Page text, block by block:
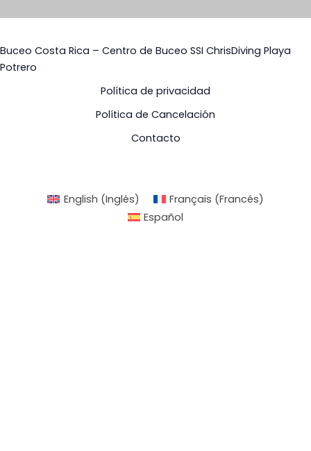
Buceo Costa Rica – Centro de Buceo SSI ChrisDiving Playa
Potrero
Política de privacidad
Política de Cancelación
Contacto
English (Inglés) Français (Francés)
Español